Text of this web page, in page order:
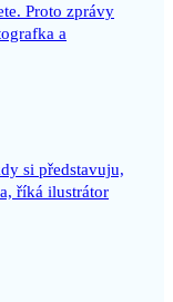
Proto zprávy
a
si představuju,
říká ilustrátor